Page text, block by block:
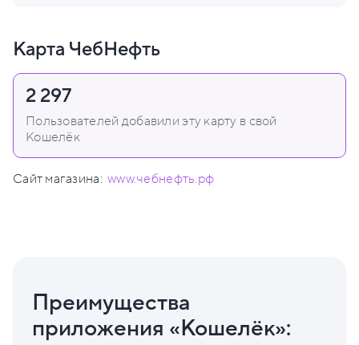
Карта ЧебНефть
2 297
Пользователей добавили эту карту в свой
Кошелёк
Сайт магазина: www.чебнефть.рф
Преимущества
приложения «Кошелёк»: